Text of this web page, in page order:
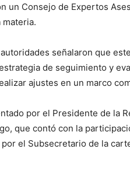
un Consejo de Expertos
señalaron que
de seguimiento y
ajustes en un marco
por el Presidente de la
que contó con la
por el Subsecretario de la